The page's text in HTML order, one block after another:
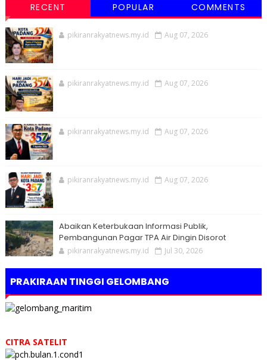
RECENT POPULAR COMMENTS
pikiranrakyatnews.my.id Aug 07, 2026
pikiranrakyatnews.my.id Aug 07, 2026
pikiranrakyatnews.my.id Aug 07, 2026
pikiranrakyatnews.my.id Aug 07, 2026
Abaikan Keterbukaan Informasi Publik,
Pembangunan Pagar TPA Air Dingin Disorot
pikiranrakyatnews.my.id Jul 30, 2026
PRAKIRAAN TINGGI GELOMBANG
CITRA SATELIT